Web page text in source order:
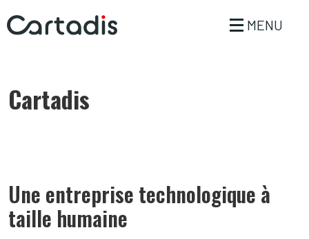
MENU
Cartadis
Une entreprise technologique à
taille humaine